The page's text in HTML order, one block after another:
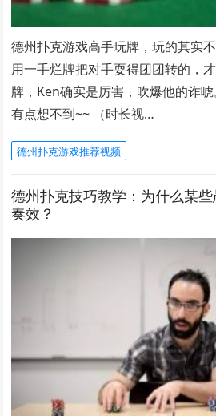
德州扑克游戏高手玩牌，玩的其实
用一手烂牌把对手耍得团团转的，
牌，Ken确实是厉害，吹爆他的诈
有点想不到~~ （时长视…
德州扑克游戏推荐视频
德州扑克技巧教学：为什么某
奏效？